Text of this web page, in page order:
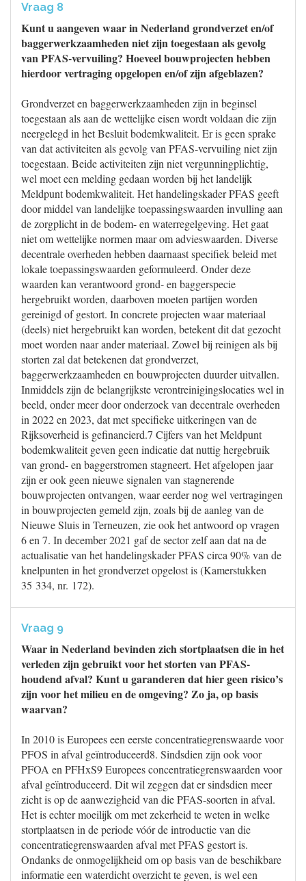
Vraag 8
Kunt u aangeven waar in Nederland grondverzet en/of
baggerwerkzaamheden niet zijn toegestaan als gevolg
van PFAS-vervuiling? Hoeveel bouwprojecten hebben
hierdoor vertraging opgelopen en/of zijn afgeblazen?
Grondverzet en baggerwerkzaamheden zijn in beginsel
toegestaan als aan de wettelijke eisen wordt voldaan die zijn
neergelegd in het Besluit bodemkwaliteit. Er is geen sprake
van dat activiteiten als gevolg van PFAS-vervuiling niet zijn
toegestaan. Beide activiteiten zijn niet vergunningplichtig,
wel moet een melding gedaan worden bij het landelijk
Meldpunt bodemkwaliteit. Het handelingskader PFAS geeft
door middel van landelijke toepassingswaarden invulling aan
de zorgplicht in de bodem- en waterregelgeving. Het gaat
niet om wettelijke normen maar om advieswaarden. Diverse
decentrale overheden hebben daarnaast specifiek beleid met
lokale toepassingswaarden geformuleerd. Onder deze
waarden kan verantwoord grond- en baggerspecie
hergebruikt worden, daarboven moeten partijen worden
gereinigd of gestort. In concrete projecten waar materiaal
(deels) niet hergebruikt kan worden, betekent dit dat gezocht
moet worden naar ander materiaal. Zowel bij reinigen als bij
storten zal dat betekenen dat grondverzet,
baggerwerkzaamheden en bouwprojecten duurder uitvallen.
Inmiddels zijn de belangrijkste verontreinigingslocaties wel in
beeld, onder meer door onderzoek van decentrale overheden
in 2022 en 2023, dat met specifieke uitkeringen van de
Rijksoverheid is gefinancierd.7 Cijfers van het Meldpunt
bodemkwaliteit geven geen indicatie dat nuttig hergebruik
van grond- en baggerstromen stagneert. Het afgelopen jaar
zijn er ook geen nieuwe signalen van stagnerende
bouwprojecten ontvangen, waar eerder nog wel vertragingen
in bouwprojecten gemeld zijn, zoals bij de aanleg van de
Nieuwe Sluis in Terneuzen, zie ook het antwoord op vragen
6 en 7. In december 2021 gaf de sector zelf aan dat na de
actualisatie van het handelingskader PFAS circa 90% van de
knelpunten in het grondverzet opgelost is (Kamerstukken
35 334, nr. 172).
Vraag 9
Waar in Nederland bevinden zich stortplaatsen die in het
verleden zijn gebruikt voor het storten van PFAS-
houdend afval? Kunt u garanderen dat hier geen risico’s
zijn voor het milieu en de omgeving? Zo ja, op basis
waarvan?
In 2010 is Europees een eerste concentratiegrenswaarde voor
PFOS in afval geïntroduceerd8. Sindsdien zijn ook voor
PFOA en PFHxS9 Europees concentratiegrenswaarden voor
afval geïntroduceerd. Dit wil zeggen dat er sindsdien meer
zicht is op de aanwezigheid van die PFAS-soorten in afval.
Het is echter moeilijk om met zekerheid te weten in welke
stortplaatsen in de periode vóór de introductie van die
concentratiegrenswaarden afval met PFAS gestort is.
Ondanks de onmogelijkheid om op basis van de beschikbare
informatie een waterdicht overzicht te geven, is wel een